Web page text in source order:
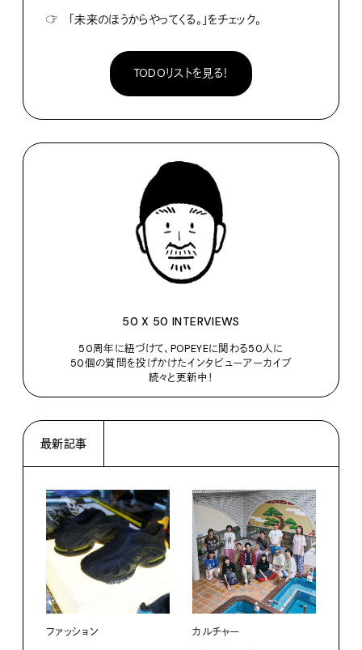
☞ 「未来のほうからやってくる。」をチェック。
TODOリストを見る！
50 X 50 INTERVIEWS
50周年に紐づけて、POPEYEに関わる50人に
50個の質問を投げかけたインタビューアーカイブ
続々と更新中！
最新記事
ファッション カルチャー